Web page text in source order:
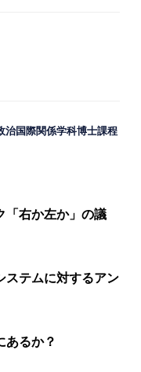
治国際関係学科博士課程
「右か左か」の議
ステムに対するアン
あるか？